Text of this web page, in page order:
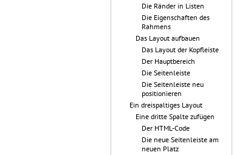
Die Ränder in Listen
Die Eigenschaften des
Rahmens
Das Layout aufbauen
Das Layout der Kopfleiste
Der Hauptbereich
Die Seitenleiste
Die Seitenleiste neu
positionieren
Ein dreispaltiges Layout
Eine dritte Spalte zufügen
Der HTML-Code
Die neue Seitenleiste am
neuen Platz